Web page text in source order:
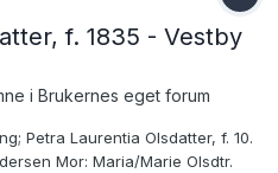
f. 1835 - Vestby
i Brukernes eget forum
Petra Laurentia Olsdatter, f. 10.
Mor: Maria/Marie Olsdtr.